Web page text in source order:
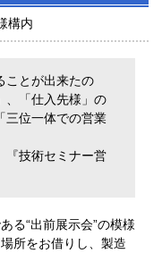
構内
ことが出来たの
、「仕入先様」の
三位一体での営業
『技術セミナー営
る“出前展示会”の模様
所をお借りし、製造